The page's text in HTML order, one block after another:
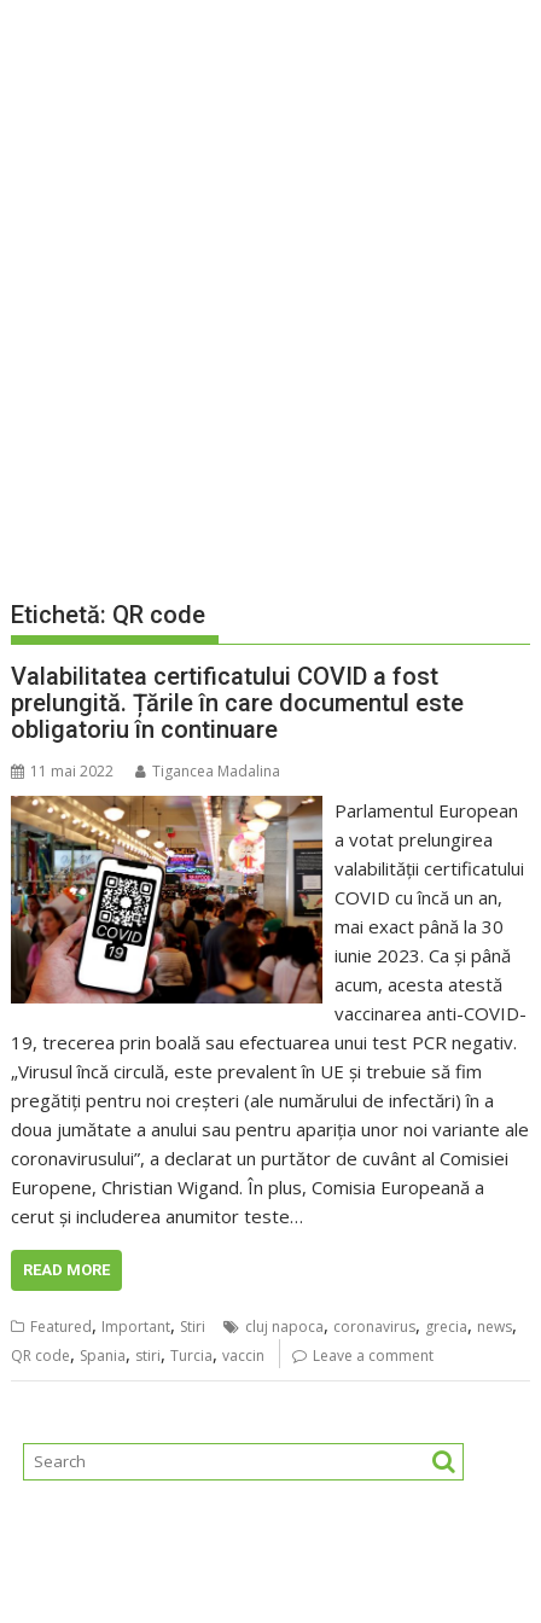
Etichetă: QR code
Valabilitatea certificatului COVID a fost
prelungită. Țările în care documentul este
obligatoriu în continuare
11 mai 2022 Tigancea Madalina
Parlamentul European
a votat prelungirea
valabilităţii certificatului
COVID cu încă un an,
mai exact până la 30
iunie 2023. Ca și până
acum, acesta atestă
vaccinarea anti-COVID-
19, trecerea prin boală sau efectuarea unui test PCR negativ.
„Virusul încă circulă, este prevalent în UE şi trebuie să fim
pregătiţi pentru noi creşteri (ale numărului de infectări) în a
doua jumătate a anului sau pentru apariţia unor noi variante ale
coronavirusului”, a declarat un purtător de cuvânt al Comisiei
Europene, Christian Wigand. În plus, Comisia Europeană a
cerut şi includerea anumitor teste…
READ MORE
Featured, Important, Stiri cluj napoca, coronavirus, grecia, news,
QR code, Spania, stiri,Turcia,vaccin Leave a comment